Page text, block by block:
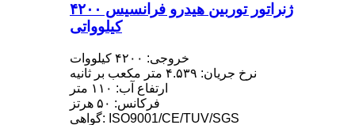
ژنراتور توربین هیدرو فرانسیس ۴۲۰۰
کیلوواتی
خروجی: ۴۲۰۰ کیلووات
نرخ جریان: ۴.۵۳۹ متر مکعب بر ثانیه
ارتفاع آب: ۱۱۰ متر
فرکانس: ۵۰ هرتز
گواهی: ISO9001/CE/TUV/SGS